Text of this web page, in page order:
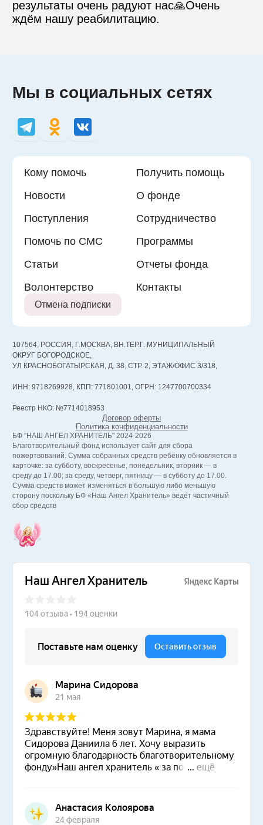
результаты очень радуют нас🙏Очень
ждём нашу реабилитацию.
Мы в социальных сетях
Кому помочь
Получить помощь
Новости
О фонде
Поступления
Сотрудничество
Помочь по СМС
Программы
Статьи
Отчеты фонда
Волонтерство
Контакты
Отмена подписки
107564, РОССИЯ, Г.МОСКВА, ВН.ТЕР.Г. МУНИЦИПАЛЬНЫЙ
ОКРУГ БОГОРОДСКОЕ,
УЛ КРАСНОБОГАТЫРСКАЯ, Д. 38, СТР. 2, ЭТАЖ/ОФИС 3/318,
ИНН: 9718269928, КПП: 771801001, ОГРН: 1247700700334
Реестр НКО: №7714018953
Договор оферты
Политика конфиденциальности
БФ "НАШ АНГЕЛ ХРАНИТЕЛЬ" 2024-2026
Благотворительный фонд использует сайт для сбора
пожертвований. Сумма собранных средств ребёнку обновляется в
карточке: за субботу, воскресенье, понедельник, вторник — в
среду до 17.00; за среду, четверг, пятницу — в субботу до 17.00.
Сумма средств может изменяться в большую либо меньшую
сторону поскольку БФ «Наш Ангел Хранитель» ведёт частичный
сбор средств